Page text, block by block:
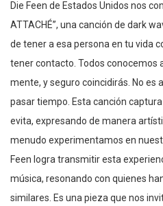
Die Feen de Estados Unidos nos
ATTACHÉ”, una canción de dark
de tener a esa persona en tu vida
tener contacto. Todos conocemos
mente, y seguro coincidirás. No es
pasar tiempo. Esta canción
evita, expresando de manera
menudo experimentamos en
Feen logra transmitir esta
música, resonando con quienes
similares. Es una pieza que nos